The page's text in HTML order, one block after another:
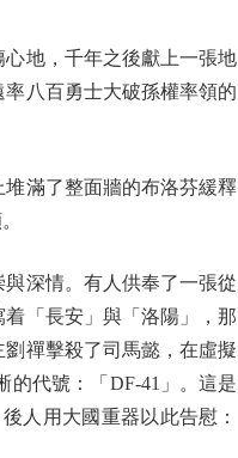
地，千年之後獻上一張地
八百勇士大破孫權率領的
滿了整面牆的布洛芬緩釋
深情。有人供奉了一張從
「長安」與「洛陽」，那
禪擊殺了司馬懿，在虛擬
的代號：「DF-41」。這是
人用大國重器以此告慰：